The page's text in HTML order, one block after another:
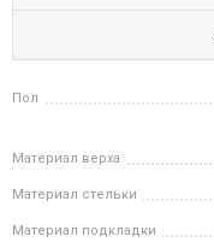
Пол
Материал верха
Материал стельки
Материал подкладки